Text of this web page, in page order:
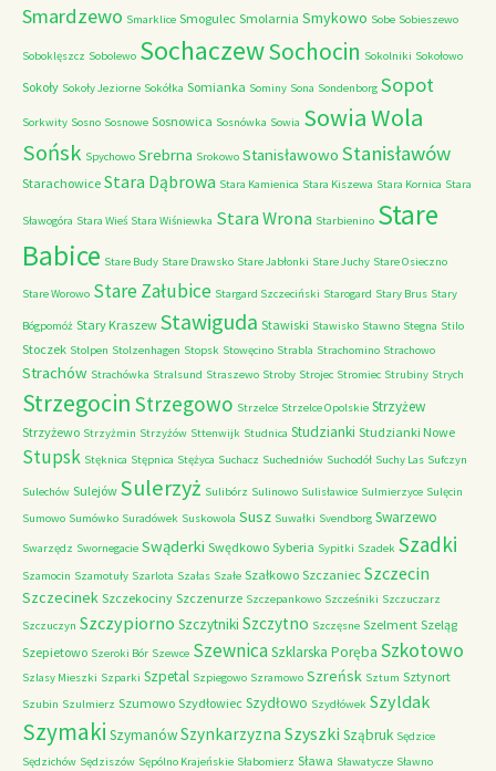
Smardzewo Smarklice Smogulec Smolarnia Smykowo Sobe Sobieszewo
Soboklęszcz Sobolewo SochaczewSochocin Sokolniki Sokołowo
Sokoły Sokoły Jeziorne Sokółka Somianka Sominy Sona Sondenborg Sopot
Sorkwity Sosno Sosnowe Sosnowica Sosnówka Sowia Sowia Wola
Sońsk Spychowo Srebrna Srokowo Stanisławowo Stanisławów
Starachowice Stara Dąbrowa Stara Kamienica Stara Kiszewa Stara Kornica Stara
Sławogóra Stara Wieś Stara Wiśniewka Stara Wrona Starbienino Stare
Babice Stare Budy Stare Drawsko Stare Jabłonki Stare Juchy Stare Osieczno
Stare Worowo Stare Załubice Stargard Szczeciński Starogard Stary Brus Stary
Bógpomóż Stary Kraszew Stawiguda Stawiski Stawisko Stawno Stegna Stilo
Stoczek Stolpen Stolzenhagen Stopsk Stowęcino Strabla Strachomino Strachowo
Strachów Strachówka Stralsund Straszewo Stroby Strojec Stromiec Strubiny Strych
Strzegocin Strzegowo Strzelce Strzelce Opolskie Strzyżew
Strzyżewo Strzyżmin Strzyżów Sttenwijk Studnica Studzianki Studzianki Nowe
Stupsk Stęknica Stępnica Stężyca Suchacz Suchedniów Suchodół Suchy Las Sufczyn
Sulechów Sulejów Sulerzyż Sulibórz Sulinowo Sulisławice Sulmierzyce Sulęcin
Sumowo Sumówko Suradówek Suskowola Susz Suwałki Svendborg Swarzewo
Swarzędz Swornegacie Swąderki Swędkowo Syberia Sypitki Szadek Szadki
Szamocin Szamotuły Szarlota Szałas Szałe Szałkowo Szczaniec Szczecin
Szczecinek Szczekociny Szczenurze Szczepankowo Szcześniki Szczuczarz
Szczuczyn Szczypiorno Szczytniki Szczytno Szczęsne Szelment Szeląg
Szepietowo Szeroki Bór Szewce SzewnicaSzklarska Poręba Szkotowo
Szlasy Mieszki Szparki Szpetal Szpiegowo Szramowo Szreńsk Sztum Sztynort
Szubin Szulmierz Szumowo Szydłowiec Szydłowo Szydłówek Szyldak
Szymaki SzymanówSzynkarzyzna Szyszki Sząbruk Sędzice
Sędzichów Sędziszów Sępólno Krajeńskie Słabomierz Sława Sławatycze Sławno